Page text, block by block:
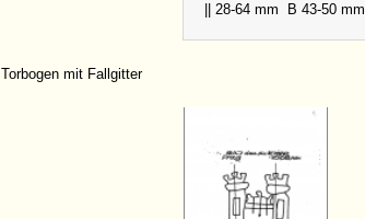
Torbogen mit Fallgitter
|| 28-64 mm B 43-50 mm